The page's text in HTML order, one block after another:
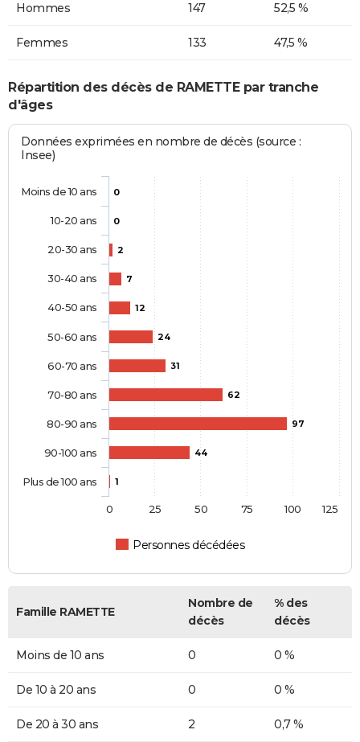
Hommes 147 52,5 %
Femmes 133 47,5 %
Répartition des décès de RAMETTE par tranche
d'âges
Données exprimées en nombre de décès (source :
Insee)
0
0
2
7
12
24
31
62
97
44
1
Personnes décédées
Moins de 10 ans
10-20 ans
20-30 ans
30-40 ans
40-50 ans
50-60 ans
60-70 ans
70-80 ans
80-90 ans
90-100 ans
Plus de 100 ans
0 100
25 50 75 125
Famille RAMETTE
Nombre de
décès
% des
décès
Moins de 10 ans 0 0 %
De 10 à 20 ans 0 0 %
De 20 à 30 ans 2 0,7 %